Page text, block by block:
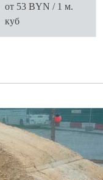
от 53 BYN / 1 м.
куб